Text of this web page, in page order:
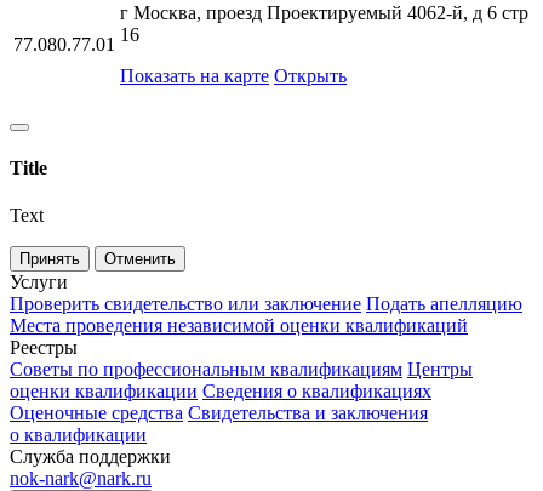
77.080.77.01
г Москва, проезд Проектируемый 4062-й, д 6 стр
16
Показать на карте Открыть
Title
Text
Принять Отменить
Услуги
Проверить свидетельство или заключение Подать апелляцию
Места проведения независимой оценки квалификаций
Реестры
Советы по профессиональным квалификациям Центры
оценки квалификации Сведения о квалификациях
Оценочные средства Свидетельства и заключения
о квалификации
Служба поддержки
nok-nark@nark.ru